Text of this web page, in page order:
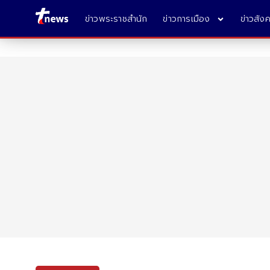
ข่าวพระราชสำนัก ข่าวการเมือง ข่าวสัง